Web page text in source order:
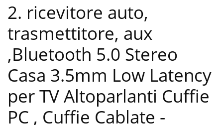
2. ricevitore auto,
trasmettitore, aux
,Bluetooth 5.0 Stereo
Casa 3.5mm Low Latency
per TV Altoparlanti Cuffie
PC , Cuffie Cablate -